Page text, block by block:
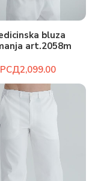
bluza
art.2058m
РСД